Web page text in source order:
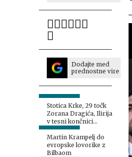
Dodajte med
prednostne vire
Stotica Krke, 29 točk
Zorana Dragića, Ilirija
v tesni končnici
premagala Cedevito
Olimpijo
Martin Krampelj do
evropske lovorike z
Bilbaom